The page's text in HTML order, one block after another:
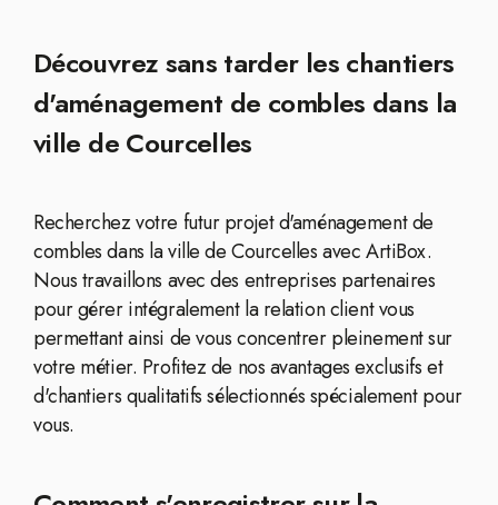
Découvrez sans tarder les chantiers
d'aménagement de combles dans la
ville de Courcelles
Recherchez votre futur projet d'aménagement de
combles dans la ville de Courcelles avec ArtiBox.
Nous travaillons avec des entreprises partenaires
pour gérer intégralement la relation client vous
permettant ainsi de vous concentrer pleinement sur
votre métier. Profitez de nos avantages exclusifs et
d'chantiers qualitatifs sélectionnés spécialement pour
vous.